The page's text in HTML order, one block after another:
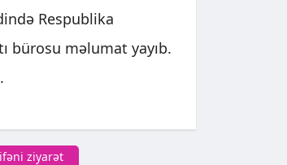
Respublika
bürosu məlumat yayıb.
ziyarət